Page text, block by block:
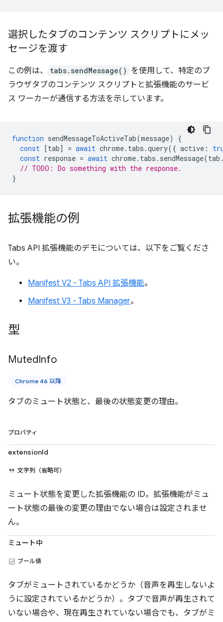
選択したタブのコンテンツ スクリプトにメッ
セージを渡す
この例は、 tabs.sendMessage() を使用して、特定のブ
ラウザタブのコンテンツ スクリプトと拡張機能のサービ
ス ワーカーが通信する方法を示しています。
function sendMessageToActiveTab(message)
{
const [tab] = await chrome. tabs .query({ active :
const response = await chrome. tabs . sendMessage(tab
// TODO: Do something with the response.
}
拡張機能の例
Tabs API 拡張機能のデモについては、以下をご覧くださ
い。
Manifest V2 - Tabs API 拡張機能。
Manifest V3 - Tabs Manager。
型
MutedInfo
Chrome 46 以降
タブのミュート状態と、最後の状態変更の理由。
プロパティ
extensionId
文字列（省略可）
ミュート状態を変更した拡張機能の ID。拡張機能がミュ
ート状態の最後の変更の理由でない場合は設定されませ
ん。
ミュート中
ブール値
タブがミュートされているかどうか（音声を再生しないよ
うに設定されているかどうか）。タブで音声が再生されて
いない場合や、現在再生されていない場合でも、タブがミ